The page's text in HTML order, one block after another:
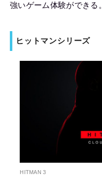
強いゲーム体験ができる。
ヒットマンシリーズ
HITMAN 3